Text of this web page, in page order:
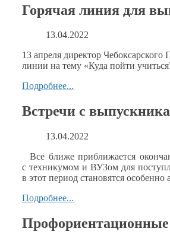
Горячая линия для
13.04.2022
13 апреля директор
линии на тему «Куда пойти
Подробнее...
Встречи с
13.04.2022
Все ближе приближается
с техникумом и ВУЗомдля
в этот период становятся особенно
Подробнее...
Профориентационные